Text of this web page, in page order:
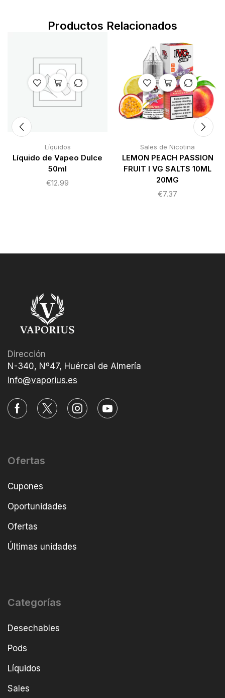
Productos Relacionados
Líquidos
Líquido de Vapeo Dulce
50ml
€12.99
Sales de Nicotina
LEMON PEACH PASSION
FRUIT I VG SALTS 10ML
20MG
€7.37
Dirección
N-340, Nº47, Huércal de Almería
info@vaporius.es
Ofertas
Cupones
Oportunidades
Ofertas
Últimas unidades
Categorías
Desechables
Pods
Líquidos
Sales